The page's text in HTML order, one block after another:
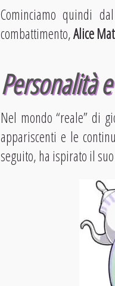
Cominciamo quindi
combattimento,Alice
Personalità
Nel mondo “reale” di
appariscenti e le
seguito, ha ispirato il